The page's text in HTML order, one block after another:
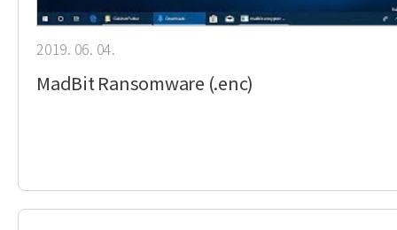
2019. 06. 04.
MadBit Ransomware (.enc)